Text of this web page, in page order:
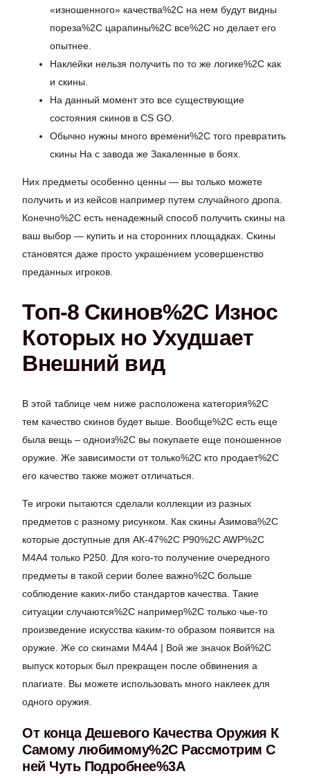
«изношенного» качества%2C на нем будут видны
пореза%2C царапины%2C все%2C но делает его
опытнее.
Наклейки нельзя получить по то же логике%2C как
и скины.
На данный момент это все существующие
состояния скинов в CS GO.
Обычно нужны много времени%2C того превратить
скины На с завода же Закаленные в боях.
Них предметы особенно ценны — вы только можете
получить и из кейсов например путем случайного дропа.
Конечно%2C есть ненадежный способ получить скины на
ваш выбор — купить и на сторонних площадках. Скины
становятся даже просто украшением усовершенство
преданных игроков.
Топ-8 Скинов%2C Износ
Которых но Ухудшает
Внешний вид
В этой таблице чем ниже расположена категория%2C
тем качество скинов будет выше. Вообще%2C есть еще
была вещь – одноиз%2C вы покупаете еще поношенное
оружие. Же зависимости от только%2C кто продает%2C
его качество также может отличаться.
Те игроки пытаются сделали коллекции из разных
предметов с разному рисунком. Как скины Азимова%2C
которые доступные для АК-47%2C P90%2C AWP%2C
M4A4 только P250. Для кого-то получение очередного
предметы в такой серии более важно%2C больше
соблюдение каких-либо стандартов качества. Такие
ситуации случаются%2C например%2C только чье-то
произведение искусства каким-то образом появится на
оружие. Же со скинами M4A4 | Вой же значок Вой%2C
выпуск которых был прекращен после обвинения а
плагиате. Вы можете использовать много наклеек для
одного оружия.
От конца Дешевого Качества Оружия К
Самому любимому%2C Рассмотрим С
ней Чуть Подробнее%3A